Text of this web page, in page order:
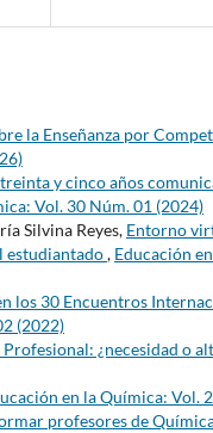
la Enseñanza por
y cinco años
Vol. 30 Núm. 01 (2024)
Silvina Reyes, Entorno
estudiantado, Educación
los 30 Encuentros
(2022)
¿necesidad o
en la Química: Vol.
profesores de